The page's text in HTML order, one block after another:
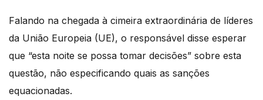
Falando na chegada à cimeira extraordinária de líderes
da União Europeia (UE), o responsável disse esperar
que “esta noite se possa tomar decisões” sobre esta
questão, não especificando quais as sanções
equacionadas.